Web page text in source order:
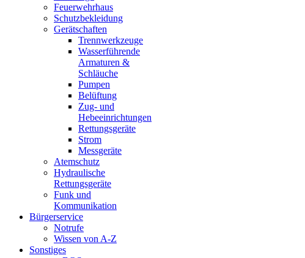
Feuerwehrhaus
Schutzbekleidung
Gerätschaften
Trennwerkzeuge
Wasserführende
Armaturen &
Schläuche
Pumpen
Belüftung
Zug- und
Hebeeinrichtungen
Rettungsgeräte
Strom
Messgeräte
Atemschutz
Hydraulische
Rettungsgeräte
Funk und
Kommunikation
Bürgerservice
Notrufe
Wissen von A-Z
Sonstiges